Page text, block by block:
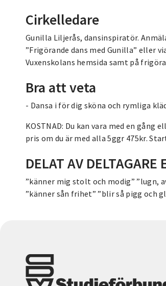
Cirkelledare
Gunilla Liljerås, dansinspiratör.
”Frigörande dans med Gunilla” eller
Vuxenskolans hemsida samt på
Bra att veta
- Dansa i för dig sköna och rymliga
KOSTNAD: Du kan vara med en
pris om du är med alla 5ggr 475kr.
DELAT AV DELTAGARE
”känner mig stolt och modig” ”lugn,
”känner sån frihet” ”blir så pigg och